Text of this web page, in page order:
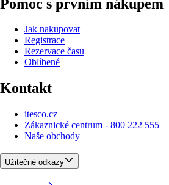
Pomoc s prvním nákupem
Jak nakupovat
Registrace
Rezervace času
Oblíbené
Kontakt
itesco.cz
Zákaznické centrum - 800 222 555
Naše obchody
Užitečné odkazy